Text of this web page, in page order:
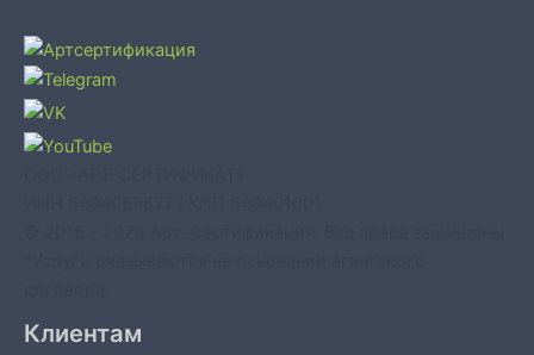
Клиентам